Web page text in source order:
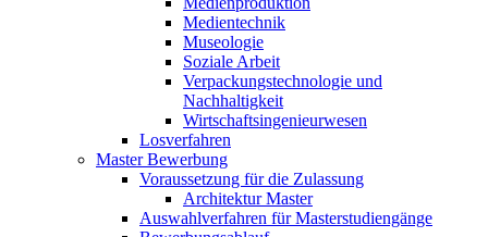
Medientechnik
Museologie
Soziale Arbeit
Verpackungstechnologie und
Nachhaltigkeit
Wirtschaftsingenieurwesen
Losverfahren
Master Bewerbung
Voraussetzung für die Zulassung
Architektur Master
Auswahlverfahren für Masterstudiengänge